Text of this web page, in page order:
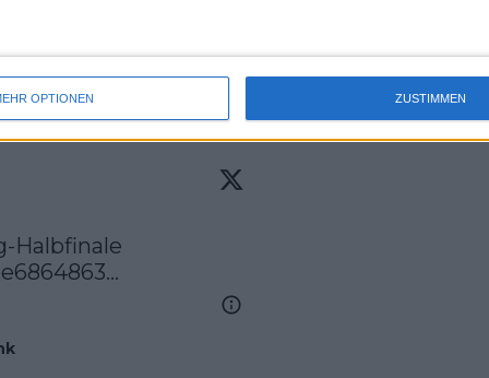
OPTIONEN ZUSTIMMEN
Spanier Pedro Martinez, der sich
gegen Franceso Cerundolo in drei